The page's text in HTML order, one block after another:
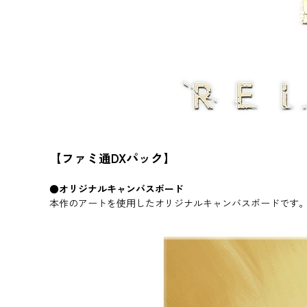
【ファミ通DXパック】
●オリジナルキャンバスボード
本作のアートを使用したオリジナルキャンバスボードです